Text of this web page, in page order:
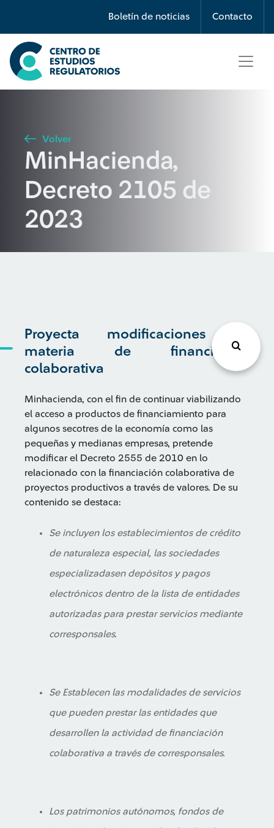
Boletín de noticias Contacto
Búsqueda
Seleccione país
Buscar
Volver
MinHacienda,
Decreto 2105 de
2023
Proyecta modificaciones en
materia de financiación
colaborativa
Minhacienda, con el fin de continuar viabilizando
el acceso a productos de financiamiento para
algunos secotres de la economía como las
pequeñas y medianas empresas, pretende
modificar el Decreto 2555 de 2010 en lo
relacionado con la financiación colaborativa de
proyectos productivos a través de valores. De su
contenido se destaca:
Se incluyen los establecimientos de crédito
de naturaleza especial, las sociedades
especializadasen depósitos y pagos
electrónicos dentro de la lista de entidades
autorizadas para prestar servicios mediante
corresponsales.
Se Establecen las modalidades de servicios
que pueden prestar las entidades que
desarrollen la actividad de financiación
colaborativa a través de corresponsales.
Los patrimonios autónomos, fondos de